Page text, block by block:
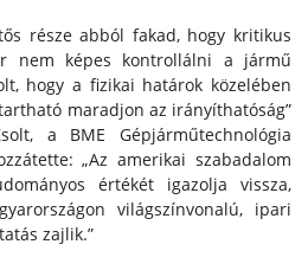
része abból fakad, hogy kritikus
nem képes kontrollálni a jármű
hogy a fizikai határok közelében
maradjon az irányíthatóság”
a BME Gépjárműtechnológia
„Az amerikai szabadalom
értékét igazolja vissza,
világszínvonalú, ipari
zajlik.”